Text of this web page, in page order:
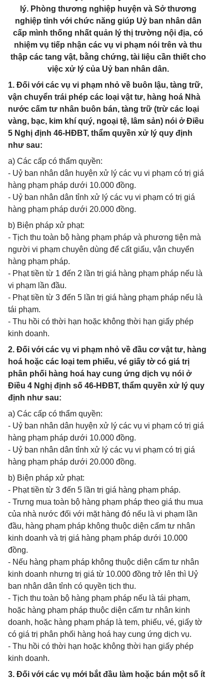
lý. Phòng thương nghiệp huyện và Sở thương
nghiệp tỉnh với chức năng giúp Uỷ ban nhân dân
cấp mình thống nhất quản lý thị trường nội địa, có
nhiệm vụ tiếp nhận các vụ vi phạm nói trên và thu
thập các tang vật, bằng chứng, tài liệu cần thiết cho
việc xử lý của Uỷ ban nhân dân.
1. Đối với các vụ vi phạm nhỏ về buôn lậu, tàng trữ,
vận chuyển trái phép các loại vật tư, hàng hoá Nhà
nước cấm tư nhân buôn bán, tàng trữ (trừ các loại
vàng, bạc, kim khí quý, ngoại tệ, lâm sản) nói ở Điều
5 Nghị định 46-HĐBT, thẩm quyền xử lý quy định
như sau:
a) Các cấp có thẩm quyền:
- Uỷ ban nhân dân huyện xử lý các vụ vi phạm có trị giá
hàng phạm pháp dưới 10.000 đồng.
- Uỷ ban nhân dân tỉnh xử lý các vụ vi phạm có trị giá
hàng phạm pháp dưới 20.000 đồng.
b) Biện pháp xử phạt:
- Tịch thu toàn bộ hàng phạm pháp và phương tiện mà
người vi phạm chuyên dùng để cất giấu, vận chuyển
hàng phạm pháp.
- Phạt tiền từ 1 đến 2 lần trị giá hàng phạm pháp nếu là
vi phạm lần đầu.
- Phạt tiền từ 3 đến 5 lần trị giá hàng phạm pháp nếu là
tái phạm.
- Thu hồi có thời hạn hoặc không thời hạn giấy phép
kinh doanh.
2. Đối với các vụ vi phạm nhỏ về đầu cơ vật tư, hàng
hoá hoặc các loại tem phiếu, vé giấy tờ có giá trị
phân phối hàng hoá hay cung ứng dịch vụ nói ở
Điều 4 Nghị định số 46-HĐBT, thẩm quyền xử lý quy
định như sau:
a) Các cấp có thẩm quyền:
- Uỷ ban nhân dân huyện xử lý các vụ vi phạm có trị giá
hàng phạm pháp dưới 10.000 đồng.
- Uỷ ban nhân dân tỉnh xử lý các vụ vi phạm có trị giá
hàng phạm pháp dưới 20.000 đồng.
b) Biện pháp xử phạt:
- Phạt tiền từ 3 đến 5 lần trị giá hàng phạm pháp.
- Trưng mua toàn bộ hàng phạm pháp theo giá thu mua
của nhà nước đối với mặt hàng đó nếu là vi phạm lần
đầu, hàng phạm pháp không thuộc diện cấm tư nhân
kinh doanh và trị giá hàng phạm pháp dưới 10.000
đồng.
- Nếu hàng phạm pháp không thuộc diện cấm tư nhân
kinh doanh nhưng trị giá từ 10.000 đồng trở lên thì Uỷ
ban nhân dân tỉnh có quyền tịch thu.
- Tịch thu toàn bộ hàng phạm pháp nếu là tái phạm,
hoặc hàng phạm pháp thuộc diện cấm tư nhân kinh
doanh, hoặc hàng phạm pháp là tem, phiếu, vé, giấy tờ
có giá trị phân phối hàng hoá hay cung ứng dịch vụ.
- Thu hồi có thời hạn hoặc không thời hạn giấy phép
kinh doanh.
3. Đối với các vụ mới bắt đầu làm hoặc bán một số ít